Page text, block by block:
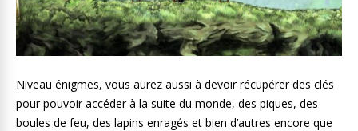
Niveau énigmes, vous aurez aussi à devoir récupérer des clés
pour pouvoir accéder à la suite du monde, des piques, des
boules de feu, des lapins enragés et bien d’autres encore que